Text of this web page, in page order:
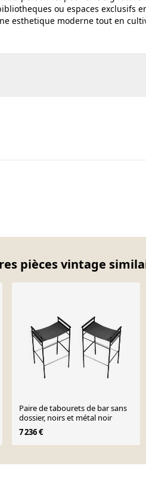
ou espaces exclusifs
esthetique moderne tout en
pièces vintage
Paire de tabourets de bar sans
dossier, noirs et métal noir
7 236 €